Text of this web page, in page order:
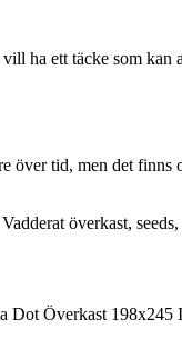
ha ett täcke som
tid, men det
överkast,
Dot Överkast 198x245